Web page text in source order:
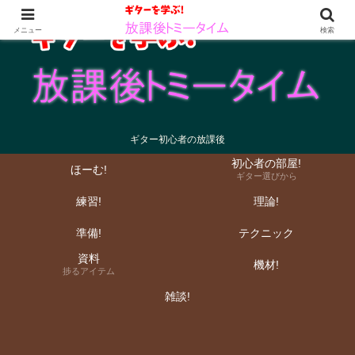
ギター初心者の放課後
ほーむ! 初心者の部屋!
ギター選びから
練習! 理論!
準備!
テクニック
資料
捗るアイテム 機材!
雑談!
メニュー 検索